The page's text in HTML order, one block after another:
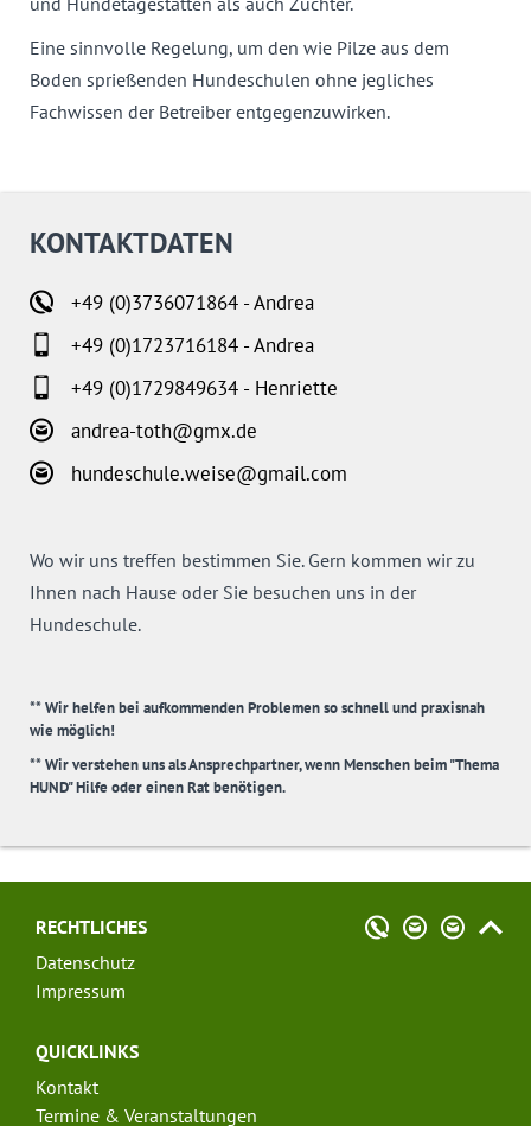
Eine sinnvolle Regelung, um den wie Pilze aus dem
Boden sprießenden Hundeschulen ohne jegliches
Fachwissen der Betreiber entgegenzuwirken.
KONTAKTDATEN
+49 (0)3736071864 - Andrea
+49 (0)1723716184 - Andrea
+49 (0)1729849634 - Henriette
andrea-toth@gmx.de
hundeschule.weise@gmail.com
Wo wir uns treffen bestimmen Sie. Gern kommen wir zu
Ihnen nach Hause oder Sie besuchen uns in der
Hundeschule.
** Wir helfen bei aufkommenden Problemen so schnell und praxisnah
wie möglich!
** Wir verstehen uns als Ansprechpartner, wenn Menschen beim "Thema
HUND" Hilfe oder einen Rat benötigen.
RECHTLICHES
Datenschutz
Impressum
QUICKLINKS
Kontakt
Termine & Veranstaltungen